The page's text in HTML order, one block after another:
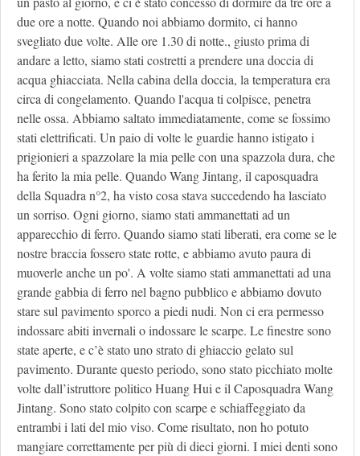
due ore a notte. Quando noi abbiamo dormito, ci hanno
svegliato due volte. Alle ore 1.30 di notte., giusto prima di
andare a letto, siamo stati costretti a prendere una doccia di
acqua ghiacciata. Nella cabina della doccia, la temperatura era
circa di congelamento. Quando l'acqua ti colpisce, penetra
nelle ossa. Abbiamo saltato immediatamente, come se fossimo
stati elettrificati. Un paio di volte le guardie hanno istigato i
prigionieri a spazzolare la mia pelle con una spazzola dura, che
ha ferito la mia pelle. Quando Wang Jintang, il caposquadra
della Squadra n°2, ha visto cosa stava succedendo ha lasciato
un sorriso. Ogni giorno, siamo stati ammanettati ad un
apparecchio di ferro. Quando siamo stati liberati, era come se le
nostre braccia fossero state rotte, e abbiamo avuto paura di
muoverle anche un po'. A volte siamo stati ammanettati ad una
grande gabbia di ferro nel bagno pubblico e abbiamo dovuto
stare sul pavimento sporco a piedi nudi. Non ci era permesso
indossare abiti invernali o indossare le scarpe. Le finestre sono
state aperte, e c’è stato uno strato di ghiaccio gelato sul
pavimento. Durante questo periodo, sono stato picchiato molte
volte dall’istruttore politico Huang Hui e il Caposquadra Wang
Jintang. Sono stato colpito con scarpe e schiaffeggiato da
entrambi i lati del mio viso. Come risultato, non ho potuto
mangiare correttamente per più di dieci giorni. I miei denti sono